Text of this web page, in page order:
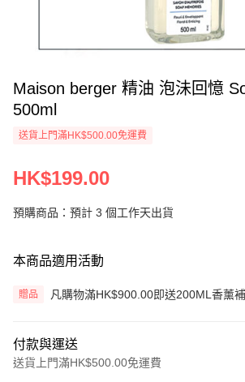
Maison berger 精油 泡沬回憶
500ml
送貨上門滿HK$500.00免運費
HK$199.00
預購商品：預計 3 個工作天出貨
本商品適用活動
贈品
凡購物滿HK$900.00即送200ML香薰
付款與運送
送貨上門滿HK$500.00免運費